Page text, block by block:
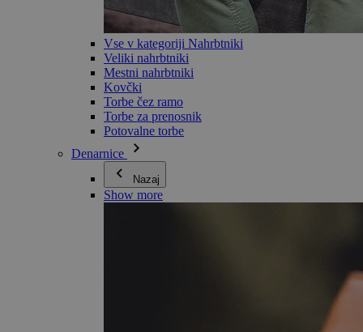
Vse v kategoriji Nahrbtniki
Veliki nahrbtniki
Mestni nahrbtniki
Kovčki
Torbe čez ramo
Torbe za prenosnik
Potovalne torbe
Denarnice
Nazaj
Show more